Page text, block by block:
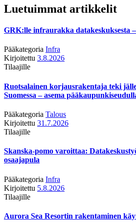
Luetuimmat artikkelit
GRK:lle infraurakka datakeskuksesta
Pääkategoria Infra
Kirjoitettu 3.8.2026
Tilaajille
Ruotsalainen korjausrakentaja teki
Suomessa – asema
Pääkategoria Talous
Kirjoitettu 31.7.2026
Tilaajille
Skanska-pomo varoittaa:
osaajapula
Pääkategoria Infra
Kirjoitettu 5.8.2026
Tilaajille
Aurora Sea Resortin rakentaminen